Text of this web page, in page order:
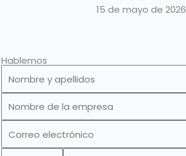
15 de mayo de 2026
Hablemos
apellidos
de
electrónico